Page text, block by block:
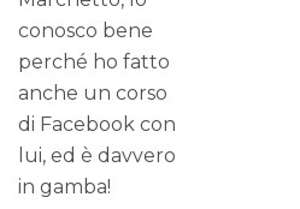
conosco bene
perché ho fatto
anche un corso
di Facebook con
lui, ed è davvero
in gamba!